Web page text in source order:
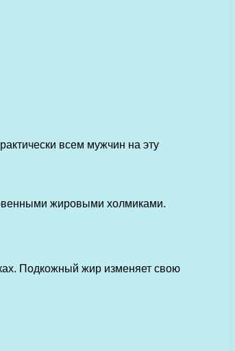
всем мужчин на эту
жировыми холмиками.
Подкожный жир изменяет свою